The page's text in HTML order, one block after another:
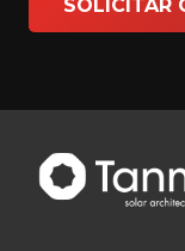
SOLICITAR